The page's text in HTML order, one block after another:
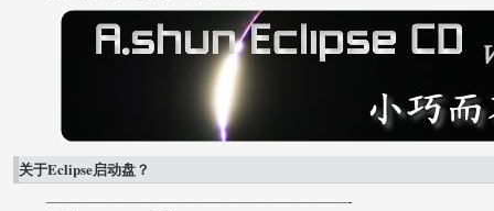
关于Eclipse启动盘？
—————————————————————-